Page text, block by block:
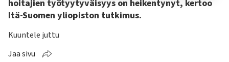
hoitajien työtyytyväisyys on heikentynyt, kertoo
Itä-Suomen yliopiston tutkimus.
Kuuntele juttu
Jaa sivu